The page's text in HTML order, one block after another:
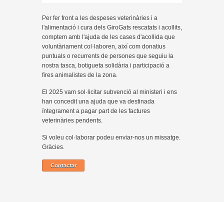
Per fer front a les despeses veterinàries i a
l'alimentació i cura dels GiroGats rescatats i acollits,
comptem amb l'ajuda de les cases d'acollida que
voluntàriament col·laboren, així com donatius
puntuals o recurrents de persones que seguiu la
nostra tasca, botigueta solidària i participació a
fires animalistes de la zona.
El 2025 vam sol·licitar subvenció al ministeri i ens
han concedit una ajuda que va destinada
íntegrament a pagar part de les factures
veterinàries pendents.
Si voleu col·laborar podeu enviar-nos un missatge.
Gràcies.
Contactar